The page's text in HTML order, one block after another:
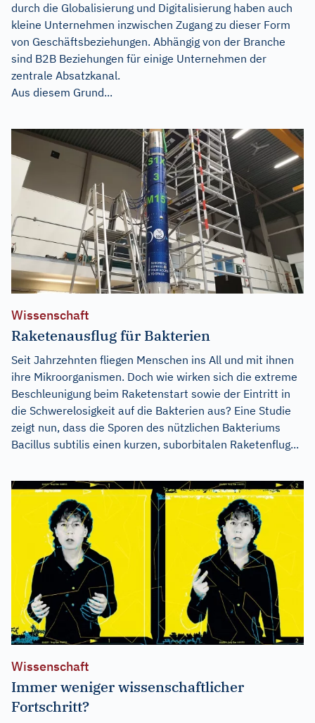
durch die Globalisierung und Digitalisierung haben auch
kleine Unternehmen inzwischen Zugang zu dieser Form
von Geschäftsbeziehungen. Abhängig von der Branche
sind B2B Beziehungen für einige Unternehmen der
zentrale Absatzkanal.
Aus diesem Grund...
Wissenschaft
Raketenausflug für Bakterien
Seit Jahrzehnten fliegen Menschen ins All und mit ihnen
ihre Mikroorganismen. Doch wie wirken sich die extreme
Beschleunigung beim Raketenstart sowie der Eintritt in
die Schwerelosigkeit auf die Bakterien aus? Eine Studie
zeigt nun, dass die Sporen des nützlichen Bakteriums
Bacillus subtilis einen kurzen, suborbitalen Raketenflug...
Wissenschaft
Immer weniger wissenschaftlicher
Fortschritt?